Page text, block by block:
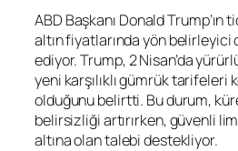
ABD Başkanı DonaldTrump’ın
altın fiyatlarında yön belirleyici
ediyor. Trump, 2 Nisan’da
yeni karşılıklı gümrük tarifeleri
olduğunu belirtti. Bu durum,
belirsizliği artırırken, güvenli
altına olan talebi destekliyor.